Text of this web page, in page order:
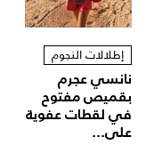
إطلالات النجوم
نانسي عجرم
بقميص مفتوح
في لقطات عفوية
على...